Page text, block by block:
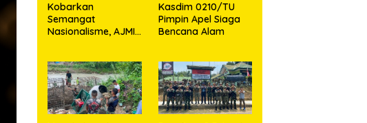
Kobarkan
Semangat
Nasionalisme, AJMI
Akan Bagikan
Ribuan Bendera
Merah Putih
Kasdim 0210/TU
Pimpin Apel Siaga
Bencana Alam